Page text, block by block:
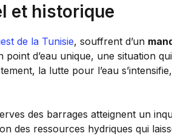
et historique
de la Tunisie, souffrent d’un
d’eau unique, une situation
la lutte pour l’eau
des barrages atteignent un
des ressources hydriques qui